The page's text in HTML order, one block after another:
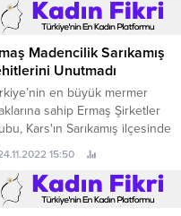
Denim, doğada 210 günde
denim kumaşı ile globalde
altın harflerle yazdıracak bir
daha imza attı.
Madencilik Sarıkamış
Unutmadı
en büyük mermer
sahip Ermaş Şirketler
Kars'ın Sarıkamış ilçesinde
anısına bir eserin
geçirilmesini sağladı.
15:50